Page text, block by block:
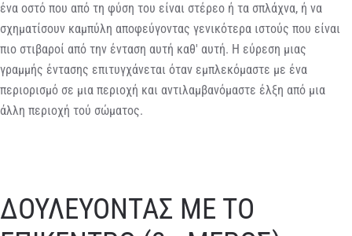
ένα οστό που από τη φύση του είναι στέρεο ή τα σπλάχνα, ή να
σχηματίσουν καμπύλη αποφεύγοντας γενικότερα ιστούς που είναι
πιο στιβαροί από την ένταση αυτή καθ' αυτή. Η εύρεση μιας
γραμμής έντασης επιτυγχάνεται όταν εμπλεκόμαστε με ένα
περιορισμό σε μια περιοχή και αντιλαμβανόμαστε έλξη από μια
άλλη περιοχή τού σώματος.
ΔΟΥΛΕΥΟΝΤΑΣ ΜΕ ΤΟ